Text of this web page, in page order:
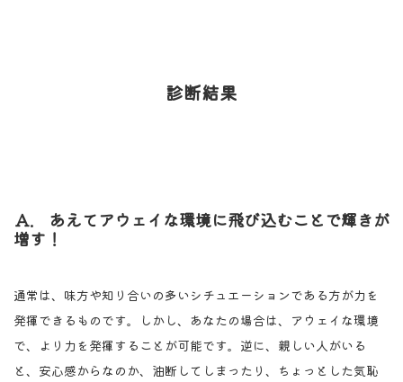
診断結果
Ａ. あえてアウェイな環境に飛び込むことで輝きが
増す！
通常は、味方や知り合いの多いシチュエーションである方が力を
発揮できるものです。しかし、あなたの場合は、アウェイな環境
で、より力を発揮することが可能です。逆に、親しい人がいる
と、安心感からなのか、油断してしまったり、ちょっとした気恥